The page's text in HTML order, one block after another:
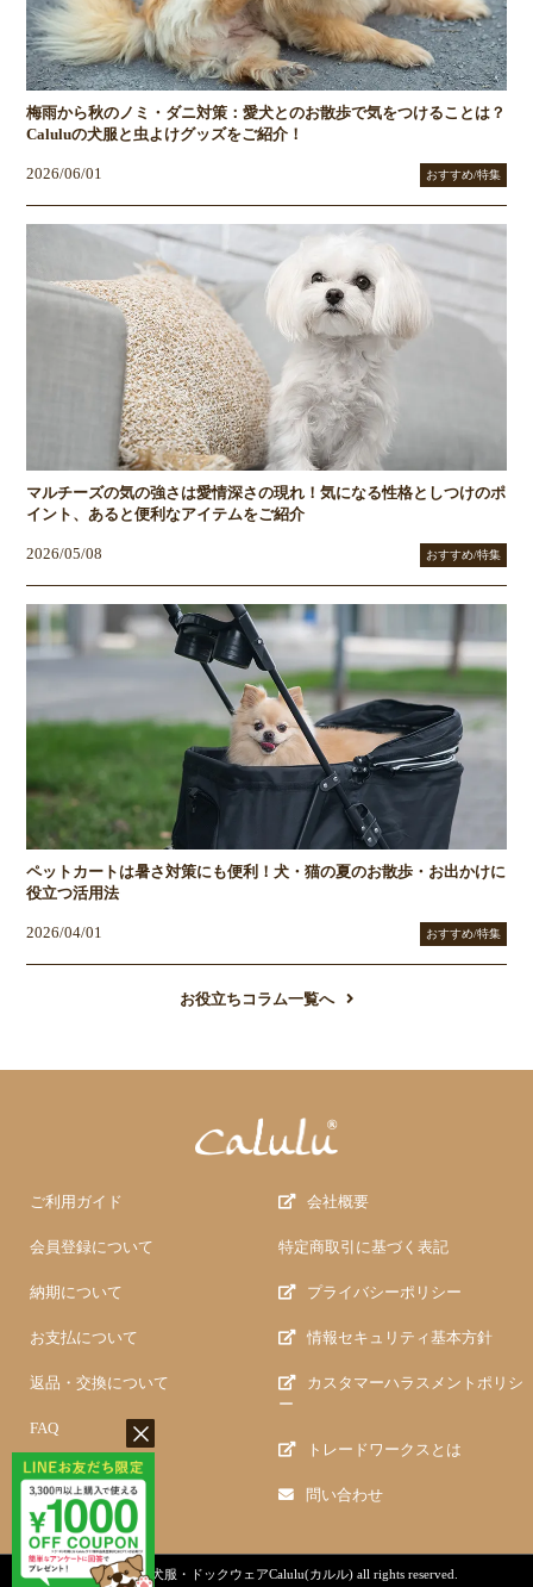
梅雨から秋のノミ・ダニ対策：愛犬とのお散歩で気をつけることは？
Caluluの犬服と虫よけグッズをご紹介！
2026/06/01 おすすめ/特集
マルチーズの気の強さは愛情深さの現れ！気になる性格としつけのポ
イント、あると便利なアイテムをご紹介
2026/05/08 おすすめ/特集
ペットカートは暑さ対策にも便利！犬・猫の夏のお散歩・お出かけに
役立つ活用法
2026/04/01 おすすめ/特集
お役立ちコラム一覧へ
ご利用ガイド
会員登録について
納期について
お支払について
返品・交換について
FAQ
会社概要
特定商取引に基づく表記
プライバシーポリシー
情報セキュリティ基本方針
カスタマーハラスメントポリシ
ー
トレードワークスとは
問い合わせ
copyright (c)犬服・ドックウェアCalulu(カルル) all rights reserved.